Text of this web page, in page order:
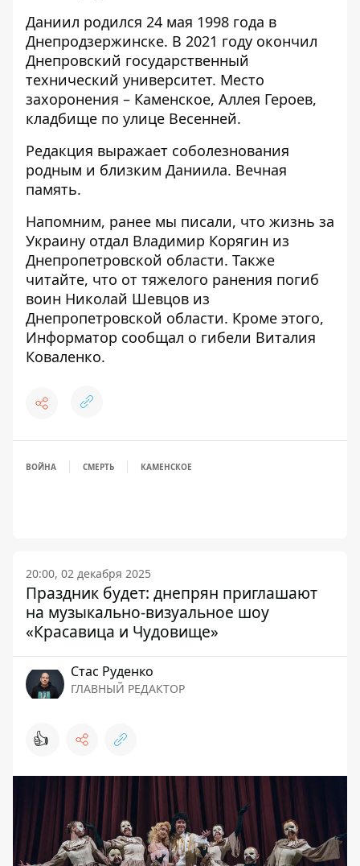
Даниил родился 24 мая 1998 года в
Днепродзержинске. В 2021 году окончил
Днепровский государственный
технический университет. Место
захоронения – Каменское, Аллея Героев,
кладбище по улице Весенней.
Редакция выражает соболезнования
родным и близким Даниила. Вечная
память.
Напомним, ранее мы писали, что жизнь за
Украину отдал Владимир Корягин из
Днепропетровской области. Также
читайте, что от тяжелого ранения погиб
воин Николай Шевцов из
Днепропетровской области. Кроме этого,
Информатор сообщал о гибели Виталия
Коваленко.
ВОЙНА СМЕРТЬ КАМЕНСКОЕ
20:00, 02 декабря 2025
Праздник будет: днепрян приглашают
на музыкально-визуальное шоу
«Красавица и Чудовище»
Стаc Руденко
ГЛАВНЫЙ РЕДАКТОР
👍